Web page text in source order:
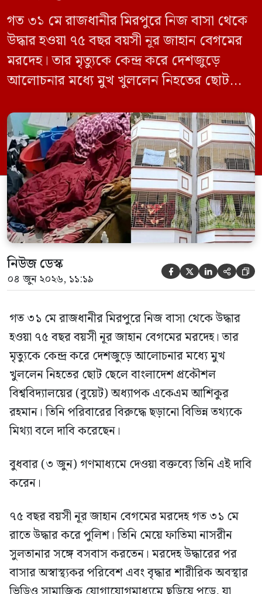
গত ৩১ মে রাজধানীর মিরপুরে নিজ বাসা থেকে
উদ্ধার হওয়া ৭৫ বছর বয়সী নূর জাহান বেগমের
মরদেহ। তার মৃত্যুকে কেন্দ্র করে দেশজুড়ে
আলোচনার মধ্যে মুখ খুললেন নিহতের ছোট
(বুয়েট) অধ্যাপক একেএম আশিকুর রহমান।
তিনি পরিবারের বিরুদ্ধে ছড়ানো বিভিন্ন তথ্যকে
মিথ্যা বলে দাবি করেছেন। বুধবার (৩ জুন)
গণমাধ্যমে দেওয়া বক্তব্যে তিনি এই […]
নিউজ ডেস্ক
০৪ জুন ২০২৬, ১১:১৯     
গত ৩১ মে রাজধানীর মিরপুরে নিজ বাসা থেকে উদ্ধার
হওয়া ৭৫ বছর বয়সী নূর জাহান বেগমের মরদেহ। তার
মৃত্যুকে কেন্দ্র করে দেশজুড়ে আলোচনার মধ্যে মুখ
খুললেন নিহতের ছোট ছেলে বাংলাদেশ প্রকৌশল
বিশ্ববিদ্যালয়ের (বুয়েট) অধ্যাপক একেএম আশিকুর
রহমান। তিনি পরিবারের বিরুদ্ধে ছড়ানো বিভিন্ন তথ্যকে
মিথ্যা বলে দাবি করেছেন।
বুধবার (৩ জুন) গণমাধ্যমে দেওয়া বক্তব্যে তিনি এই দাবি
করেন।
৭৫ বছর বয়সী নূর জাহান বেগমের মরদেহ গত ৩১ মে
রাতে উদ্ধার করে পুলিশ। তিনি মেয়ে ফাতিমা নাসরীন
সুলতানার সঙ্গে বসবাস করতেন। মরদেহ উদ্ধারের পর
বাসার অস্বাস্থ্যকর পরিবেশ এবং বৃদ্ধার শারীরিক অবস্থার